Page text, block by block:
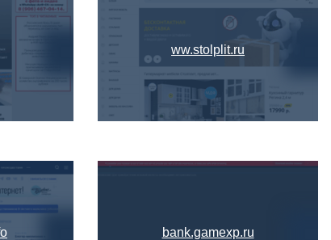
ww.stolplit.ru
bank.gamexp.ru